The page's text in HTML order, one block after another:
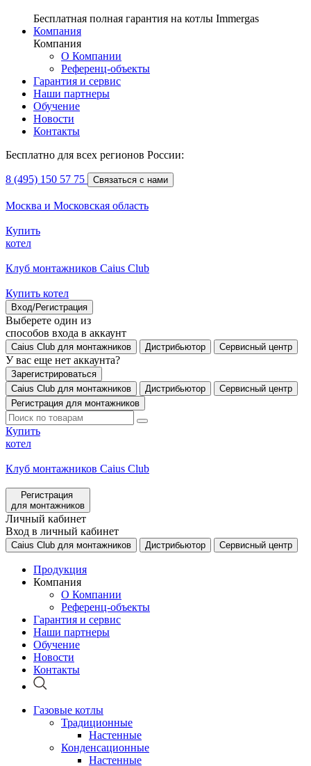
Бесплатная полная гарантия на котлы Immergas
Компания
Компания
О Компании
Референц-объекты
Гарантия и сервис
Наши партнеры
Обучение
Новости
Контакты
Бесплатно для всех регионов России:
8 (495) 150 57 75 Связаться с нами
Москва и Московская область
Купить
котел
Клуб монтажников Caius Club
Купить котел
Вход/Регистрация
Выберете один из
способов входа в аккаунт
Caius Club для монтажников Дистрибьютор Сервисный центр
У вас еще нет аккаунта?
Зарегистрироваться
Caius Club для монтажников
Дистрибьютор
Сервисный центр
Регистрация для монтажников
Купить
котел
Клуб монтажников Caius Club
Регистрация
для монтажников
Личный кабинет
Вход в личный кабинет
Caius Club для монтажников Дистрибьютор Сервисный центр
Продукция
Компания
О Компании
Референц-объекты
Гарантия и сервис
Наши партнеры
Обучение
Новости
Контакты
Газовые котлы
Традиционные
Настенные
Конденсационные
Настенные